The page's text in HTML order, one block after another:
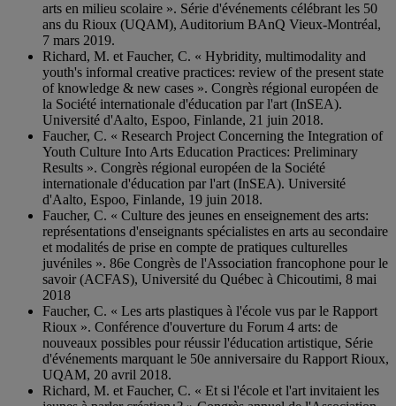
arts en milieu scolaire ». Série d'événements célébrant les 50
ans du Rioux (UQAM), Auditorium BAnQ Vieux-Montréal,
7 mars 2019.
Richard, M. et Faucher, C. « Hybridity, multimodality and
youth's informal creative practices: review of the present state
of knowledge & new cases ». Congrès régional européen de
la Société internationale d'éducation par l'art (InSEA).
Université d'Aalto, Espoo, Finlande, 21 juin 2018.
Faucher, C. « Research Project Concerning the Integration of
Youth Culture Into Arts Education Practices: Preliminary
Results ». Congrès régional européen de la Société
internationale d'éducation par l'art (InSEA). Université
d'Aalto, Espoo, Finlande, 19 juin 2018.
Faucher, C. « Culture des jeunes en enseignement des arts:
représentations d'enseignants spécialistes en arts au secondaire
et modalités de prise en compte de pratiques culturelles
juvéniles ». 86e Congrès de l'Association francophone pour le
savoir (ACFAS), Université du Québec à Chicoutimi, 8 mai
2018
Faucher, C. « Les arts plastiques à l'école vus par le Rapport
Rioux ». Conférence d'ouverture du Forum 4 arts: de
nouveaux possibles pour réussir l'éducation artistique, Série
d'événements marquant le 50e anniversaire du Rapport Rioux,
UQAM, 20 avril 2018.
Richard, M. et Faucher, C. « Et si l'école et l'art invitaient les